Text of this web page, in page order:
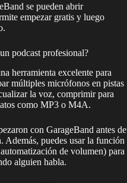
se pueden abrir
empezar gratis y luego
podcast profesional?
herramienta excelente para
múltiples micrófonos en pistas
la voz, comprimir para
como MP3 o M4A.
con GarageBand antes de
puedes usar la función
de volumen) para
alguien habla.